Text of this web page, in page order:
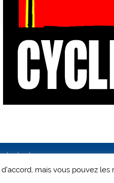
mais vous pouvez les